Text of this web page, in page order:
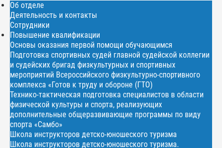
Об отделе
Деятельность и контакты
Сотрудники
Повышение квалификации
Основы оказания первой помощи обучающимся
Подготовка спортивных судей главной судейской коллегии
и судейских бригад физкультурных и спортивных
мероприятий Всероссийского физкультурно-спортивного
комплекса «Готов к труду и обороне (ГТО)
Технико-тактическая подготовка специалистов в области
физической культуры и спорта, реализующих
дополнительные общеразвивающие программы по виду
спорта «Самбо»
Школа инструкторов детско-юношеского туризма
Школа инструкторов детско-юношеского туризма.